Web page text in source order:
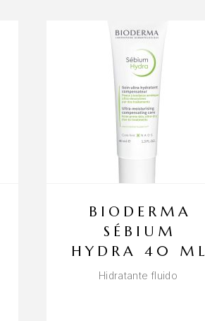
BIODERMA
SÉBIUM
HYDRA 40 ML
Hidratante fluido